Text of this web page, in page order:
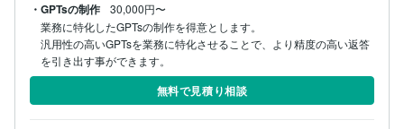
・GPTsの制作
30,000円〜
業務に特化したGPTsの制作を得意とします。
汎用性の高いGPTsを業務に特化させることで、より精度の高い返答
を引き出す事ができます。
無料で見積り相談